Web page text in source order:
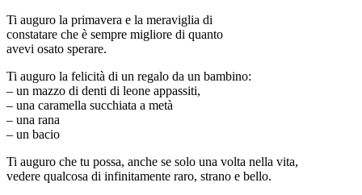
Ti auguro la primavera e la meraviglia di
constatare che è sempre migliore di quanto
avevi osato sperare.
Ti auguro la felicità di un regalo da un bambino:
– un mazzo di denti di leone appassiti,
– una caramella succhiata a metà
– una rana
– un bacio
Ti auguro che tu possa, anche se solo una volta nella vita,
vedere qualcosa di infinitamente raro, strano e bello.